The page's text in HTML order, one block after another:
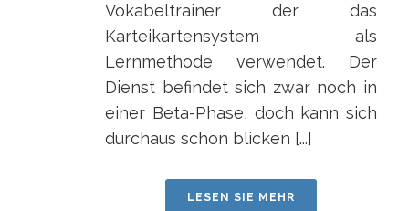
Vokabeltrainer der das
Karteikartensystem als
Lernmethode verwendet. Der
Dienst befindet sich zwar noch in
einer Beta-Phase, doch kann sich
durchaus schon blicken [...]
LESEN SIE MEHR